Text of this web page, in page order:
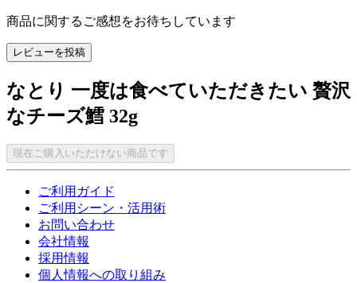
商品に関するご感想をお待ちしています
レビューを投稿
なとり 一度は食べていただきたい 贅沢
なチーズ鱈 32g
現在ご購入いただけない商品です
ご利用ガイド
ご利用シーン・活用術
お問い合わせ
会社情報
採用情報
個人情報への取り組み